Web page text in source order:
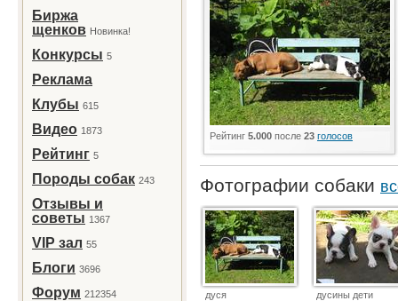
Биржа
щенков Новинка!
Конкурсы 5
Реклама
Клубы 615
Видео 1873
Рейтинг 5
Породы собак 243
Отзывы и
советы 1367
VIP зал 55
Блоги 3696
Форум 212354
Рейтинг 5.000 после 23 голосов
Фотографии собаки
дуся дусины дети